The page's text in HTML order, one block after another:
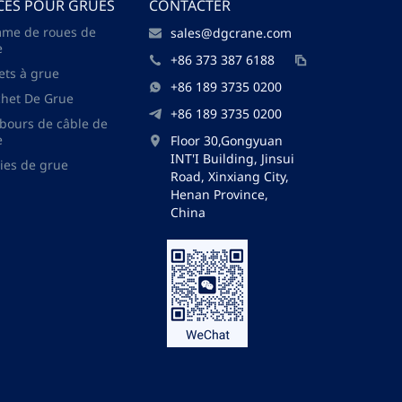
POUR GRUES
de roues de
à grue
De Grue
de câble de
de grue
CONTACTER
sales@dgcrane.com
+86 373 387 6188
+86 189 3735 0200
+86 189 3735 0200
Floor 30,Gongyuan
INT'I Building, Jinsui
Road, Xinxiang City,
Henan Province,
China